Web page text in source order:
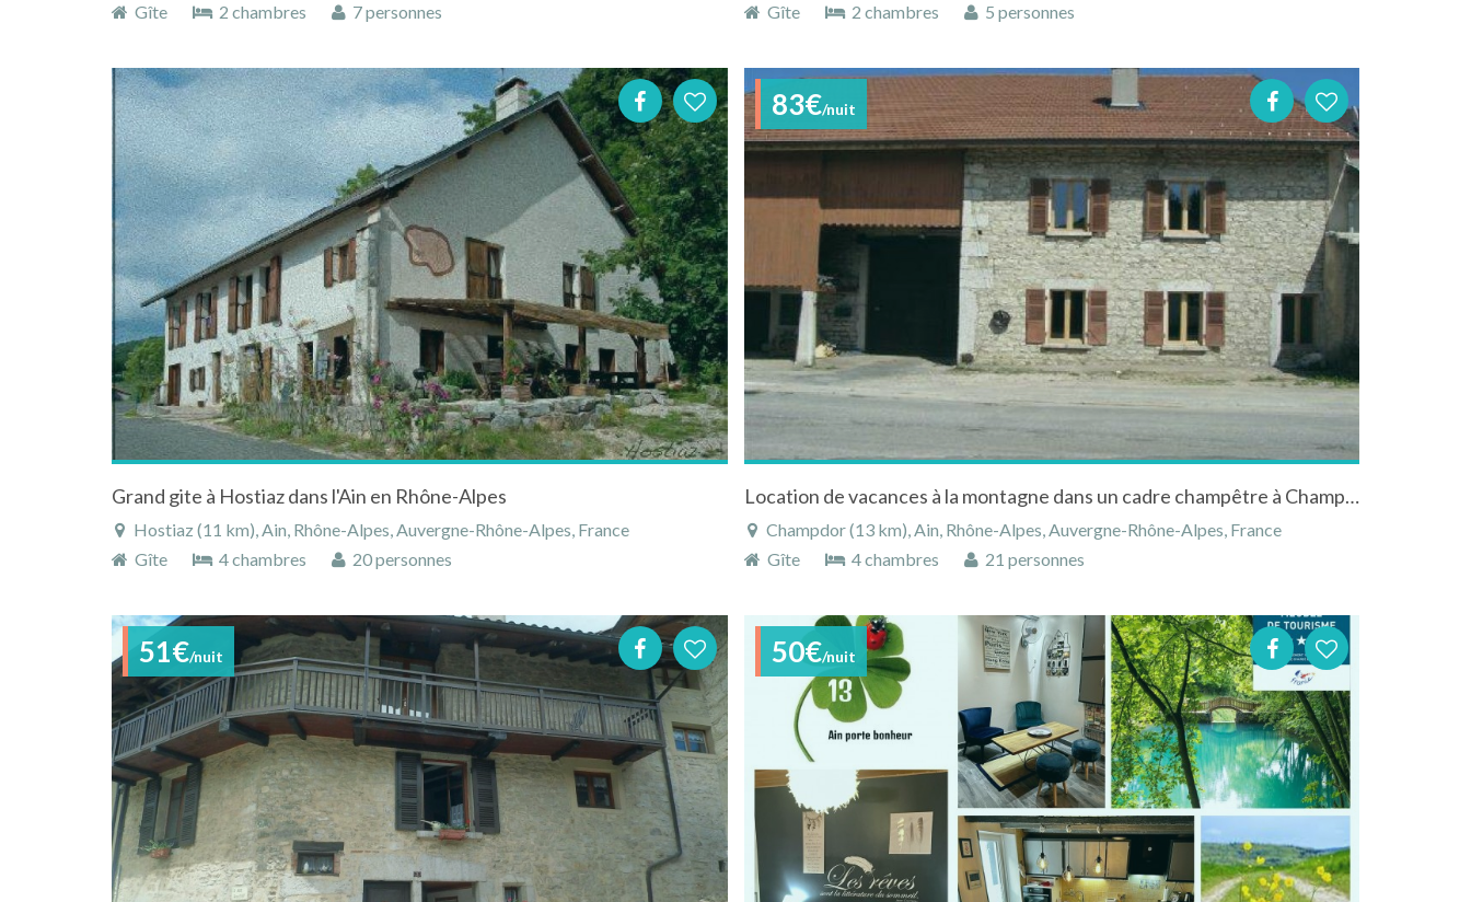
Gîte
2 chambres 7 personnes
Gîte
2 chambres 5 personnes
Grand gite à Hostiaz dans l'Ain en Rhône-Alpes
Hostiaz (11 km), Ain, Rhône-Alpes, Auvergne-Rhône-Alpes, France
Gîte
4 chambres 20 personnes
83€/nuit
Location de vacances à la montagne dans un cadre champêtre à Champdor dans l'Ain
Champdor (13 km), Ain, Rhône-Alpes, Auvergne-Rhône-Alpes, France
Gîte
4 chambres 21 personnes
51€/nuit 50€/nuit